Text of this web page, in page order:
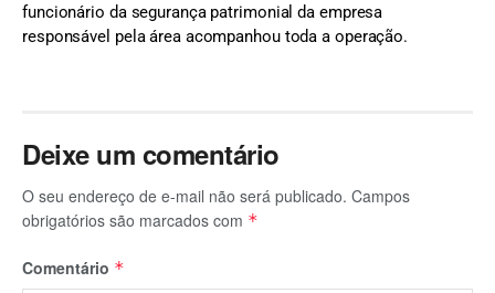
funcionário da segurança patrimonial da empresa
responsável pela área acompanhou toda a operação.
Deixe um comentário
O seu endereço de e-mail não será publicado. Campos
obrigatórios são marcados com *
Comentário *